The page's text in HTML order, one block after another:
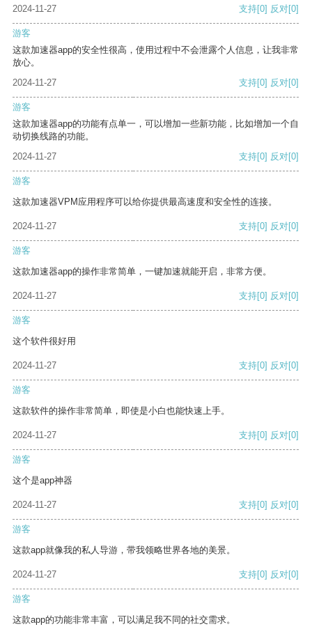
2024-11-27 支持[0] 反对[0]
游客
这款加速器app的安全性很高，使用过程中不会泄露个人信息，让我非常
放心。
2024-11-27
支持[0] 反对[0]
游客
这款加速器app的功能有点单一，可以增加一些新功能，比如增加一个自
动切换线路的功能。
2024-11-27
支持[0] 反对[0]
游客
这款加速器VPM应用程序可以给你提供最高速度和安全性的连接。
2024-11-27 支持[0] 反对[0]
游客
这款加速器app的操作非常简单，一键加速就能开启，非常方便。
2024-11-27 支持[0] 反对[0]
游客
这个软件很好用
2024-11-27 支持[0] 反对[0]
游客
这款软件的操作非常简单，即使是小白也能快速上手。
2024-11-27 支持[0] 反对[0]
游客
这个是app神器
2024-11-27 支持[0] 反对[0]
游客
这款app就像我的私人导游，带我领略世界各地的美景。
2024-11-27 支持[0] 反对[0]
游客
这款app的功能非常丰富，可以满足我不同的社交需求。